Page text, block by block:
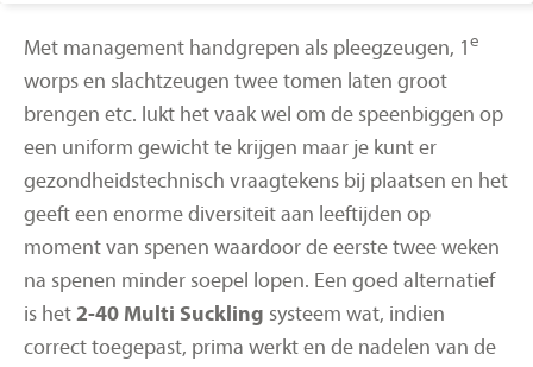
Met management handgrepen als pleegzeugen, 1e
worps en slachtzeugen twee tomen laten groot
brengen etc. lukt het vaak wel om de speenbiggen op
een uniform gewicht te krijgen maar je kunt er
gezondheidstechnisch vraagtekens bij plaatsen en het
geeft een enorme diversiteit aan leeftijden op
moment van spenen waardoor de eerste twee weken
na spenen minder soepel lopen. Een goed alternatief
is het2-40 Multi Suckling systeem wat, indien
correct toegepast, prima werkt en de nadelen van de